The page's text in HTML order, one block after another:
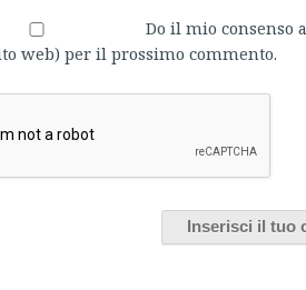
Do il mio consenso
web) per il prossimo commento.